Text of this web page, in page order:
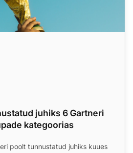
juhiks 6 Gartneri
kategoorias
poolt tunnustatud juhiks kuues